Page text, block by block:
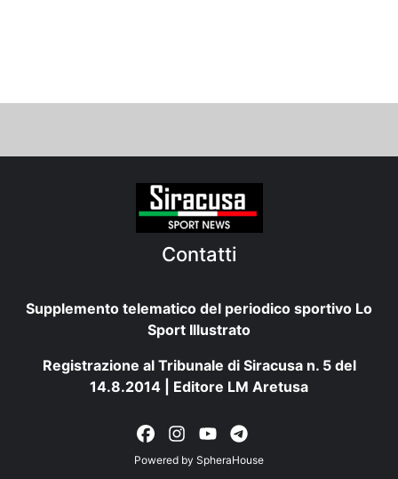
Contatti
Supplemento telematico del periodico sportivo Lo
Sport Illustrato
Registrazione al Tribunale di Siracusa n. 5 del
14.8.2014 | Editore LM Aretusa
Powered by SpheraHouse